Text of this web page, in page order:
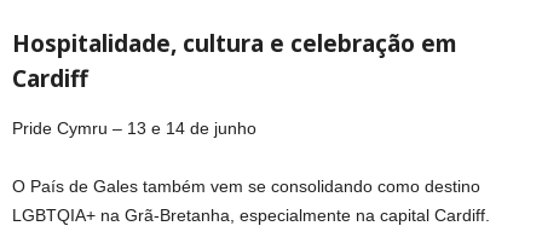
Hospitalidade, cultura e celebração em
Cardiff
Pride Cymru – 13 e 14 de junho
O País de Gales também vem se consolidando como destino
LGBTQIA+ na Grã-Bretanha, especialmente na capital Cardiff.